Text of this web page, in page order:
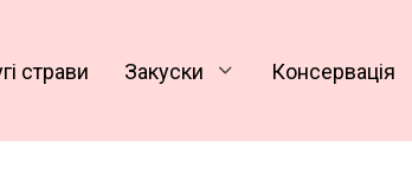
страви Закуски Консервація